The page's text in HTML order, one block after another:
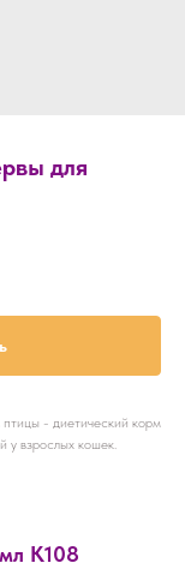
для
- диетический корм
у взрослых кошек.
К108